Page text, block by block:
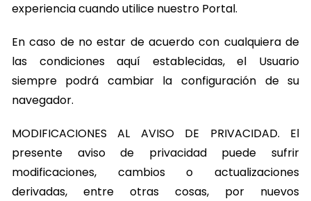
experiencia cuando utilice nuestro Portal.
En caso de no estar de acuerdo con cualquiera de
las condiciones aquí establecidas, el Usuario
siempre podrá cambiar la configuración de su
navegador.
MODIFICACIONES AL AVISO DE PRIVACIDAD. El
presente aviso de privacidad puede sufrir
modificaciones, cambios o actualizaciones
derivadas, entre otras cosas, por nuevos